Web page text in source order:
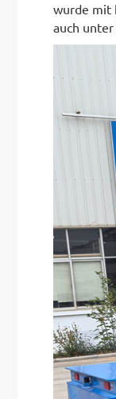
wurde mit
auch